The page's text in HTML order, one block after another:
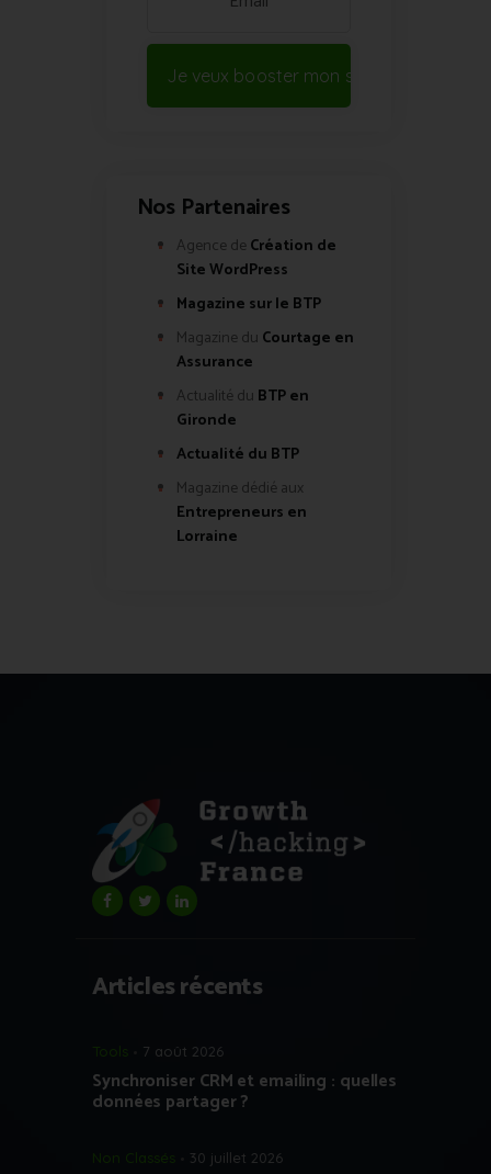
Je veux booster mon site !
Nos Partenaires
Agence de Création de
Site WordPress
Magazine sur le BTP
Magazine du Courtage en
Assurance
Actualité du BTP en
Gironde
Actualité du BTP
Magazine dédié aux
Entrepreneurs en
Lorraine
Articles récents
Tools 7 août 2026
Synchroniser CRM et emailing : quelles
données partager ?
Non Classés 30 juillet 2026